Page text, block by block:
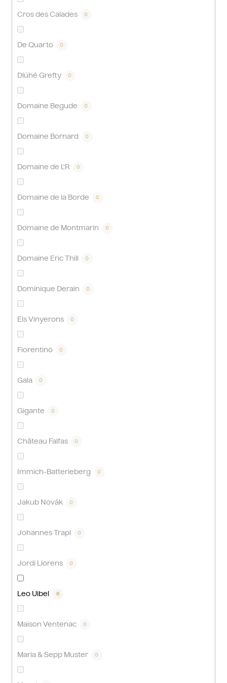
Cros des Calades 0
De Quarto 0
Dlúhé Grefty 0
Domaine Begude 0
Domaine Bornard 0
Domaine de L'R 0
Domaine de la Borde 0
Domaine de Montmarin 0
Domaine Eric Thill 0
Dominique Derain 0
Els Vinyerons 0
Fiorentino 0
Gala 0
Gigante 0
Château Falfas 0
Immich-Batterieberg 0
Jakub Novák 0
Johannes Trapl 0
Jordi Llorens 0
Leo Uibel 6
Maison Ventenac 0
Maria & Sepp Muster 0